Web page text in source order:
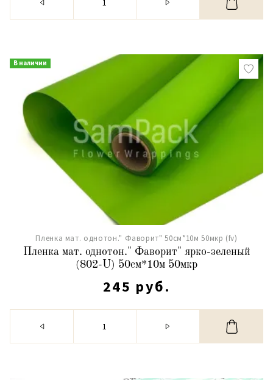
В наличии
Пленка мат. однотон." Фаворит" 50см*10м 50мкр (fv)
Пленка мат. однотон." Фаворит" ярко-зеленый
(802-U) 50см*10м 50мкр
245 руб.